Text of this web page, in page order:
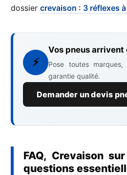
dossier crevaison : 3 réflexes
⚡
Vos pneus arrivent
Pose toutes
garantie qualité.
Demander un devis
FAQ, Crevaison
questions